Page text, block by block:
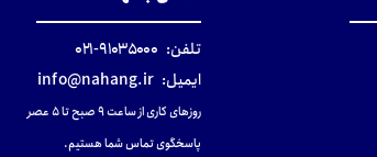
تلفن: ۹۱۰۳۵۰۰۰-۰۲۱
ایمیل: info@nahang.ir
روزهای کاری از ساعت ۹ صبح تا ۵ عصر
پاسخگوی تماس شما هستیم.